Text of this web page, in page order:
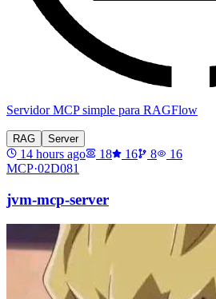
Servidor MCP simple para RAGFlow
RAG Server
14 hours ago 18 16 8
16
MCP·02D081
jvm-mcp-server